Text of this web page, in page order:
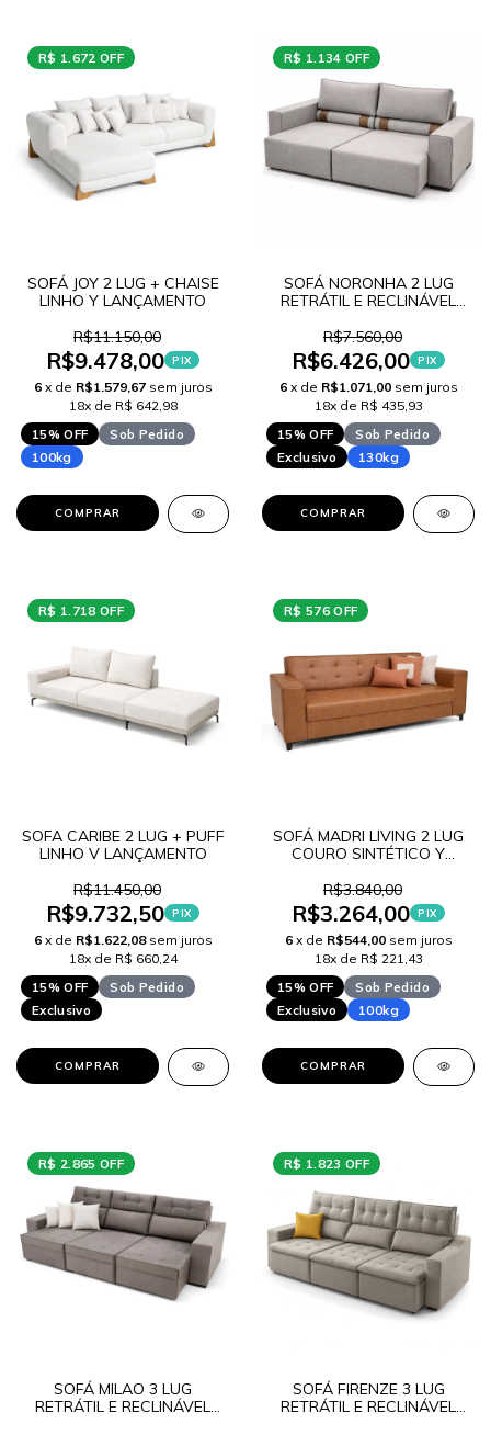
R$ 1.672 OFF
SOFÁ JOY 2 LUG + CHAISE
LINHO Y LANÇAMENTO
R$11.150,00
R$9.478,00 PIX
6 x de R$1.579,67 sem juros
18x de R$ 642,98
15% OFF
Sob Pedido
100kg
COMPRAR
R$ 1.134 OFF
SOFÁ NORONHA 2 LUG
RETRÁTIL E RECLINÁVEL
R$7.560,00
R$6.426,00 PIX
6 x de R$1.071,00 sem juros
18x de R$ 435,93
15% OFF
Sob Pedido
Exclusivo
130kg
COMPRAR
R$ 1.718 OFF
SOFA CARIBE 2 LUG + PUFF
LINHO V LANÇAMENTO
R$11.450,00
R$9.732,50 PIX
6 x de R$1.622,08 sem juros
18x de R$ 660,24
15% OFF
Sob Pedido
Exclusivo
COMPRAR
R$ 576 OFF
SOFÁ MADRI LIVING 2 LUG
COURO SINTÉTICO Y
R$3.840,00
R$3.264,00 PIX
6 x de R$544,00 sem juros
18x de R$ 221,43
15% OFF
Sob Pedido
Exclusivo
100kg
COMPRAR
R$ 2.865 OFF
SOFÁ MILAO 3 LUG
RETRÁTIL E RECLINÁVEL
R$ 1.823 OFF
SOFÁ FIRENZE 3 LUG
RETRÁTIL E RECLINÁVEL